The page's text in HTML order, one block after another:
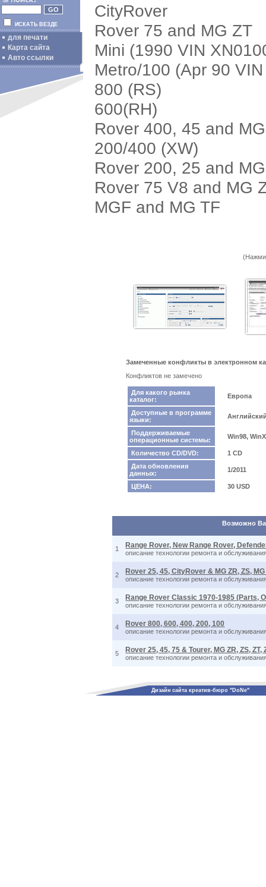
ИСКАТЬ ВЕЗДЕ
для печати
Карта сайта
Авто ссылки
CityRover
Rover 75 and MG ZT
Mini (1990 VIN
Metro/100 (Apr 90
800 (RS)
600(RH)
Rover 400, 45 and
200/400 (XW)
Rover 200, 25 and
Rover 75 V8 and MG
MGF and MG TF
Замеченные конфликты в электронном
Конфликтов не замечено
Для какого рынка
каталог:
Европа
Доступные в программе
языки:
Поддерживаемые
операционные системы:
Win98,
Количество CD/DVD:
1 CD
Дата обновления
данных:
1/2011
ЦЕНА: 30 USD
Возможно
1 Range Rover, New Range Rover,
описание технологии ремонта и
2 Rover 25, 45, CityRover & MG ZR, ZS, MG
описание технологии ремонта и
3 Range Rover Classic 1970-1985 (Parts,
описание технологии ремонта и
4 Rover 800, 600, 400, 200, 100
описание технологии ремонта и
5 Rover 25, 45, 75 & Tourer, MG ZR, ZS, ZT,
описание технологии ремонта и
Дизайн сайта креатив-бюро "DoNe"